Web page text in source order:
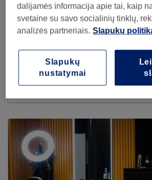
Kosmetologė Olga Akinina
10 reviews
dalijamės informacija apie tai, kaip
svetaine su savo socialinių tinklų,
analizės partneriais. Slapukų
Slapukų
nustatymai